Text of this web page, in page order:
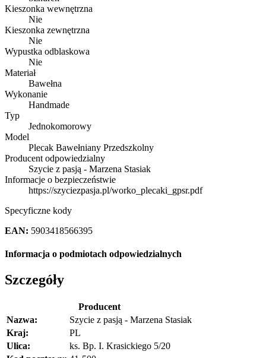
Kieszonka wewnętrzna
Nie
Kieszonka zewnętrzna
Nie
Wypustka odblaskowa
Nie
Materiał
Bawełna
Wykonanie
Handmade
Typ
Jednokomorowy
Model
Plecak Bawełniany Przedszkolny
Producent odpowiedzialny
Szycie z pasją - Marzena Stasiak
Informacje o bezpieczeństwie
https://szyciezpasja.pl/worko_plecaki_gpsr.pdf
Specyficzne kody
EAN: 5903418566395
Informacja o podmiotach odpowiedzialnych
Szczegóły
Producent
Nazwa:
Szycie z pasją - Marzena Stasiak
Kraj:
PL
Ulica:
ks. Bp. I. Krasickiego 5/20